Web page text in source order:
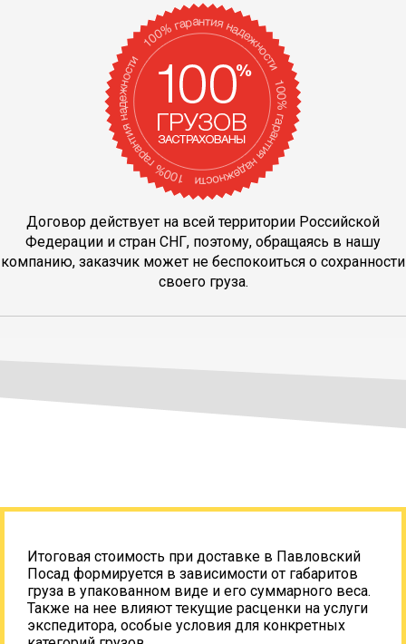
Договор действует на всей территории Российской
Федерации и стран СНГ, поэтому, обращаясь в нашу
компанию, заказчик может не беспокоиться о сохранности
своего груза.
Итоговая стоимость при доставке в Павловский
Посад формируется в зависимости от габаритов
груза в упакованном виде и его суммарного веса.
Также на нее влияют текущие расценки на услуги
экспедитора, особые условия для конкретных